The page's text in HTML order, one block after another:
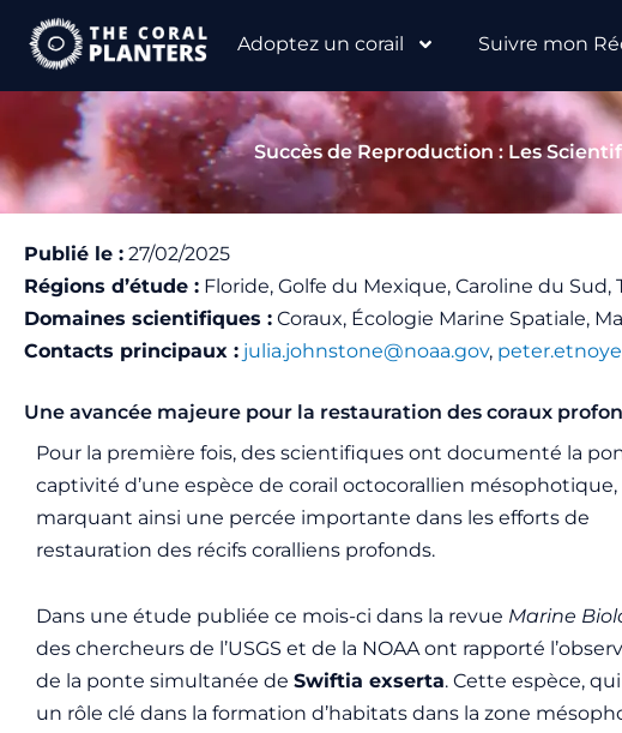
Adoptez un corail Suivre mon
Succès de Reproduction : Les
Publié le : 27/02/2025
Régions d’étude : Floride, Golfe du Mexique, Caroline du Sud,
Domaines scientifiques : Coraux, Écologie Marine Spatiale,
Contacts principaux : julia.johnstone@noaa.gov,
Une avancée majeure pour la restauration des coraux
Pour la première fois, des scientifiques ont documenté la
captivité d’une espèce de corail octocorallien mésophotique,
marquant ainsi une percée importante dans les efforts de
restauration des récifs coralliens profonds.
Dans une étude publiée ce mois-ci dans la revue Marine
des chercheurs de l’USGS et de la NOAA ont rapporté
de la ponte simultanée de Swiftia exserta. Cette espèce,
un rôle clé dans la formation d’habitats dans la zone